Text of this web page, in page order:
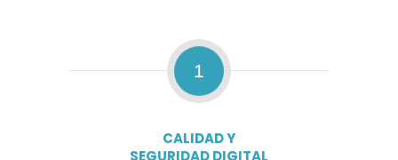
1
CALIDAD Y
SEGURIDAD DIGITAL